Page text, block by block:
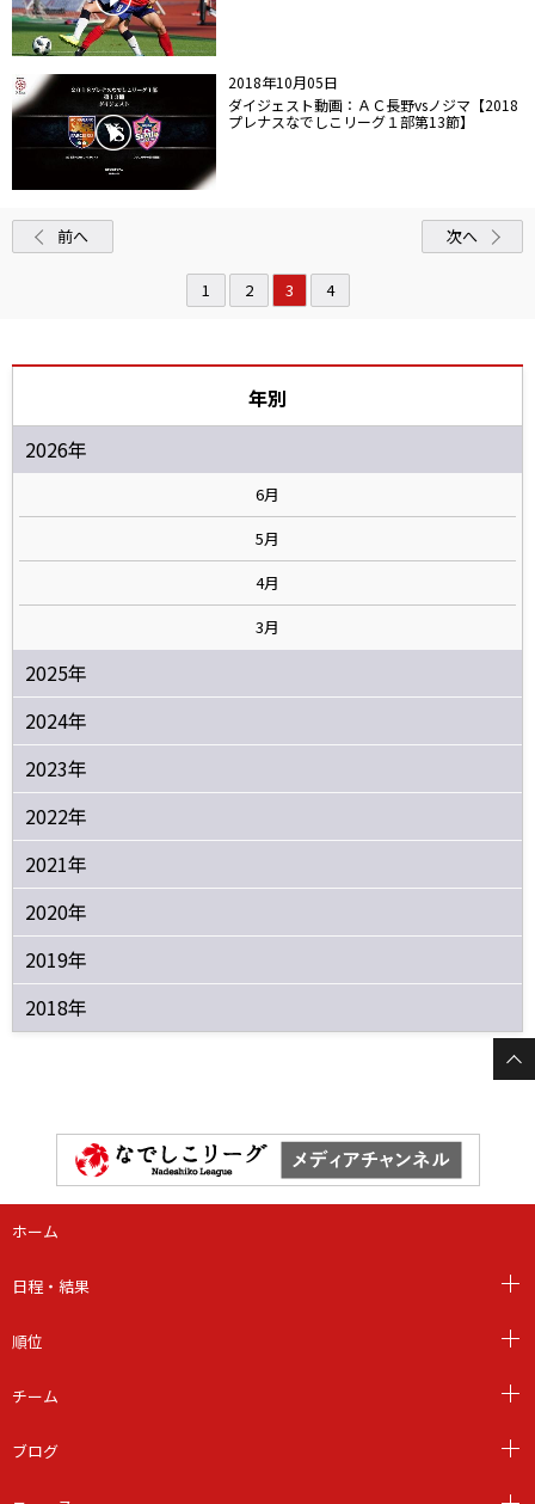
2018年10月05日
ダイジェスト動画：ＡＣ長野vsノジマ【2018
プレナスなでしこリーグ１部第13節】
前へ
1 2 3 4
次へ
年別
2026年
6月
5月
4月
3月
2025年
2024年
2023年
2022年
2021年
2020年
2019年
2018年
ホーム
日程・結果
順位
チーム
ブログ